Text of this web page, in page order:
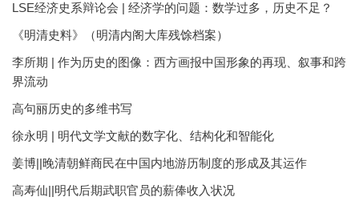
LSE经济史系辩论会 | 经济学的问题：数学过多，历史不足？
《明清史料》（明清内阁大库残馀档案）
李所期 | 作为历史的图像：西方画报中国形象的再现、叙事和跨
界流动
高句丽历史的多维书写
徐永明 | 明代文学文献的数字化、结构化和智能化
姜博||晚清朝鲜商民在中国内地游历制度的形成及其运作
高寿仙||明代后期武职官员的薪俸收入状况